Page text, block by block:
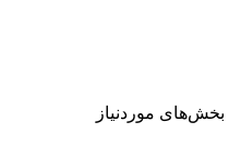
بخش‌های موردنیاز